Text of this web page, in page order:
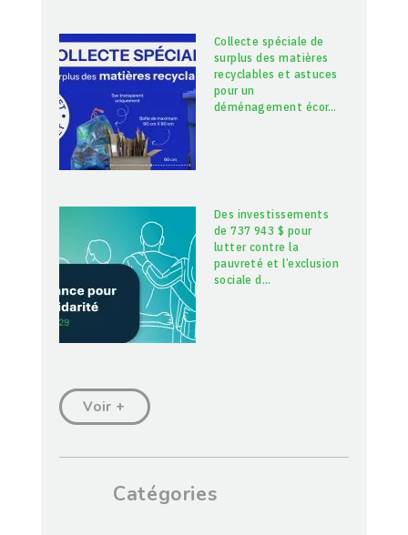
Collecte spéciale de
surplus des matières
recyclables et astuces
pour un
déménagement écor…
Des investissements
de 737 943 $ pour
lutter contre la
pauvreté et l’exclusion
sociale d…
Voir +
Catégories